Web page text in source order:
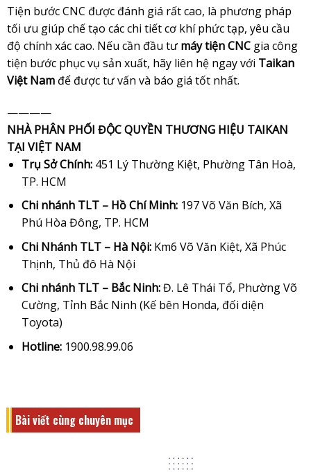
Tiện bước CNC được đánh giá rất cao, là phương pháp
tối ưu giúp chế tạo các chi tiết cơ khí phức tạp, yêu cầu
độ chính xác cao. Nếu cần đầu tư máy tiện CNCgia công
tiện bước phục vụ sản xuất, hãy liên hệ ngay với Taikan
Việt Namđể được tư vấn và báo giá tốt nhất.
————
NHÀ PHÂN PHỐI ĐỘC QUYỀN THƯƠNG HIỆU TAIKAN
TẠI VIỆT NAM
Trụ Sở Chính:451 Lý Thường Kiệt, Phường Tân Hoà,
TP. HCM
Chi nhánh TLT – Hồ Chí Minh:197 Võ Văn Bích, Xã
Phú Hòa Đông, TP. HCM
Chi Nhánh TLT – Hà Nội:Km6 Võ Văn Kiệt, Xã Phúc
Thịnh, Thủ đô Hà Nội
Chi nhánh TLT – Bắc Ninh:Đ. Lê Thái Tổ, Phường Võ
Cường, Tỉnh Bắc Ninh (Kế bên Honda, đối diện
Toyota)
Hotline:1900.98.99.06
Bài viết cùng chuyên mục